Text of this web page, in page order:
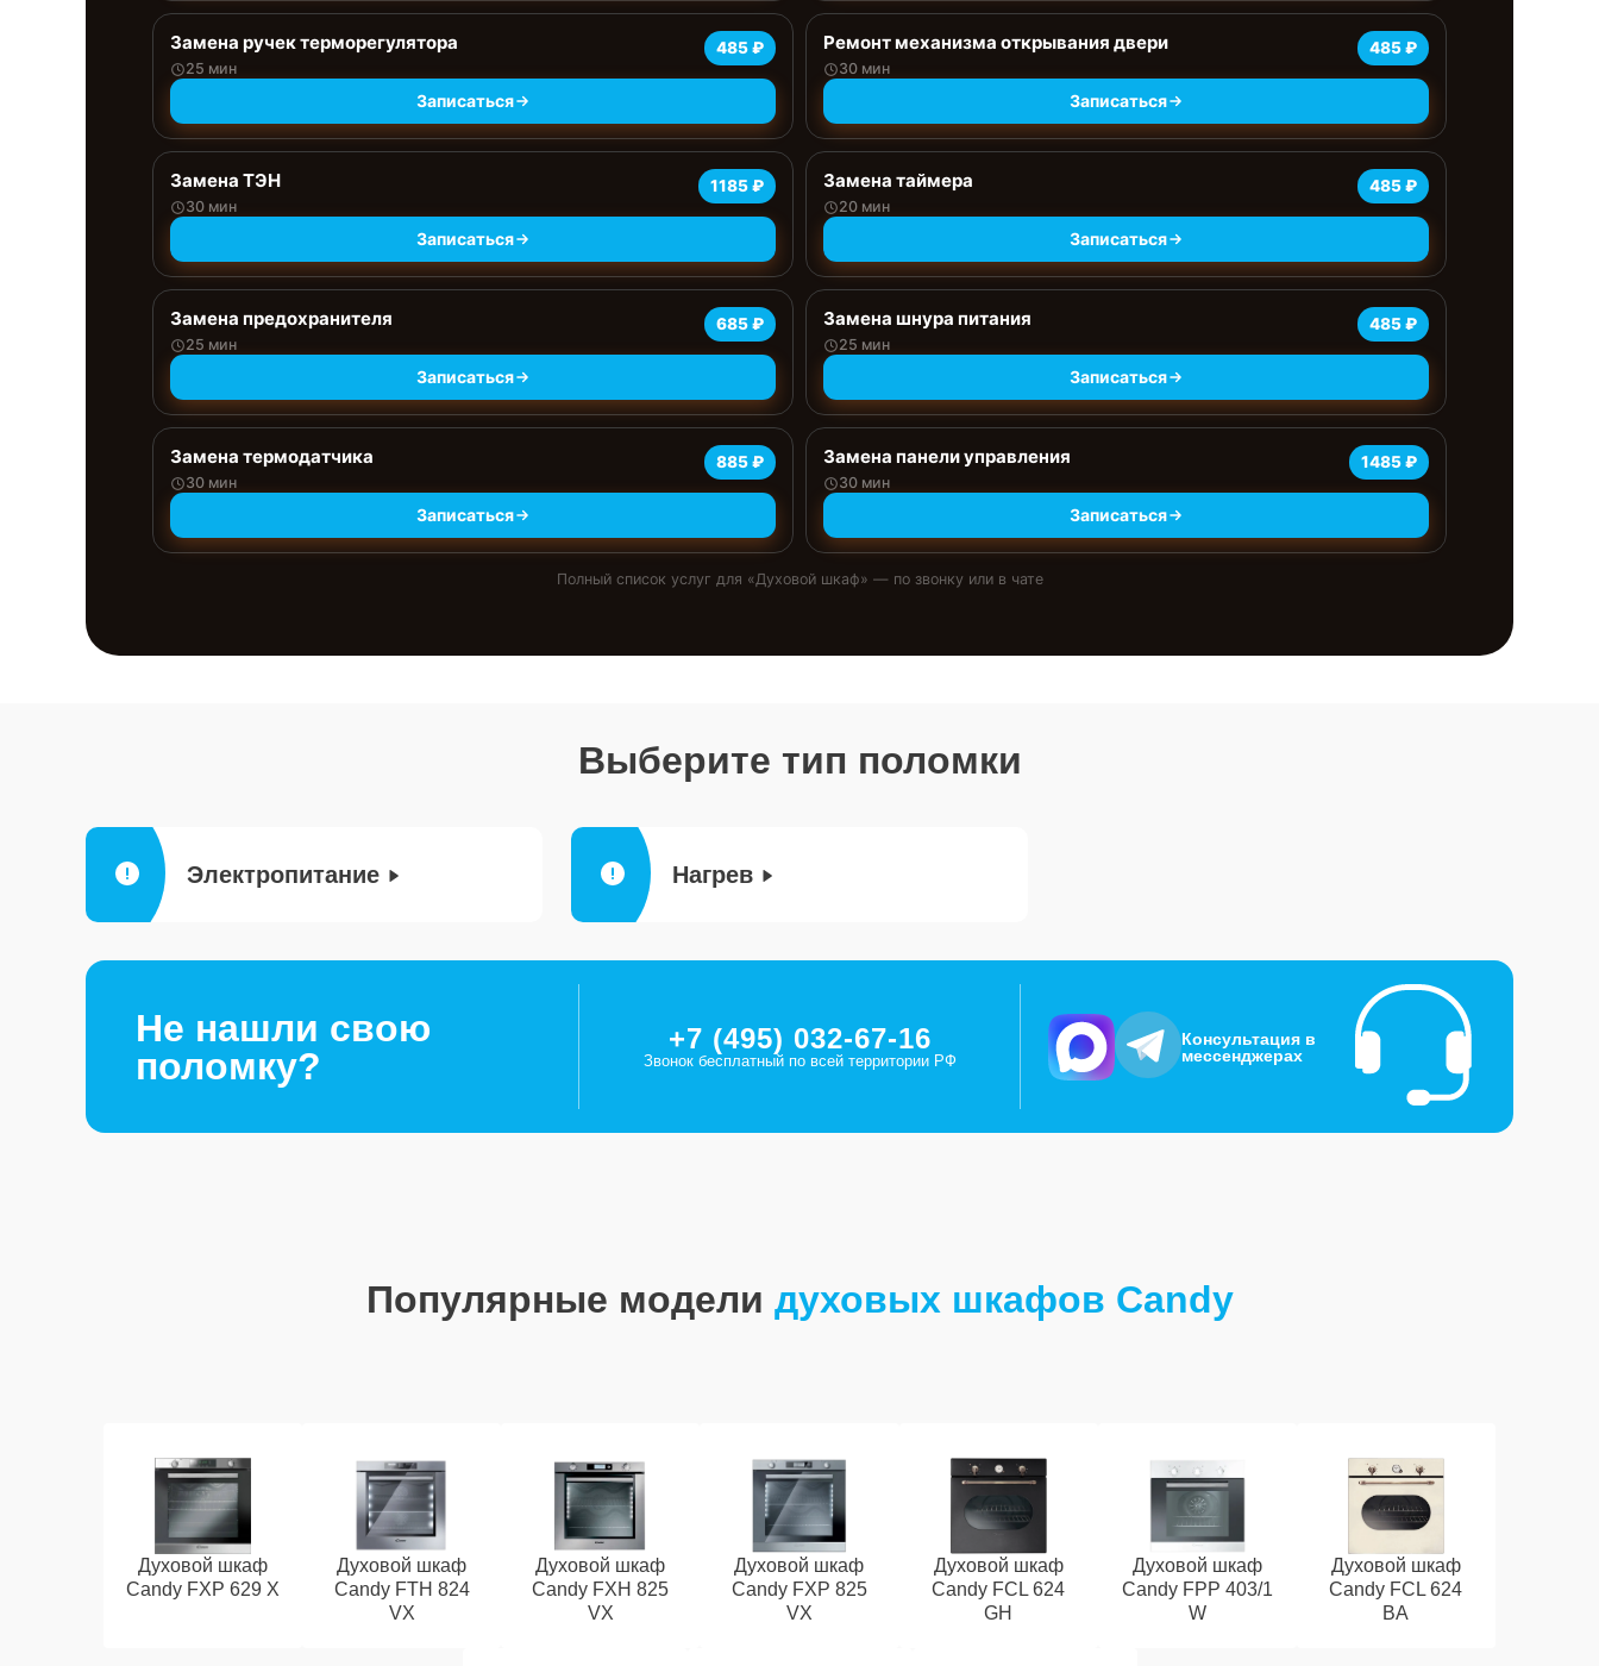
Замена ручек терморегулятора
25 мин
485 ₽
Записаться
Ремонт механизма открывания двери
30 мин
485 ₽
Записаться
Замена ТЭН
30 мин
1185 ₽
Записаться
Замена таймера
20 мин
485 ₽
Записаться
Замена предохранителя
25 мин
685 ₽
Записаться
Замена шнура питания
25 мин
485 ₽
Записаться
Замена термодатчика
30 мин
885 ₽
Записаться
Замена панели управления
30 мин
1485 ₽
Записаться
Полный список услуг для «Духовой шкаф» — по звонку или в чате
Выберите тип поломки
Электропитание Нагрев
Не нашли свою
поломку?
+7 (495) 032-67-16
Звонок бесплатный по всей территории РФ
Консультация в
мессенджерах
Популярные модели духовых шкафов Candy
Духовой шкаф
Candy FXP 629 X
Духовой шкаф
Candy FTH 824
VX
Духовой шкаф
Candy FXH 825
VX
Духовой шкаф
Candy FXP 825
VX
Духовой шкаф
Candy FCL 624
GH
Духовой шкаф
Candy FPP 403/1
W
Духовой шкаф
Candy FCL 624
BA